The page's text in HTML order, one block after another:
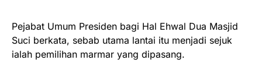
Pejabat Umum Presiden bagi Hal Ehwal Dua Masjid
Suci berkata, sebab utama lantai itu menjadi sejuk
ialah pemilihan marmar yang dipasang.